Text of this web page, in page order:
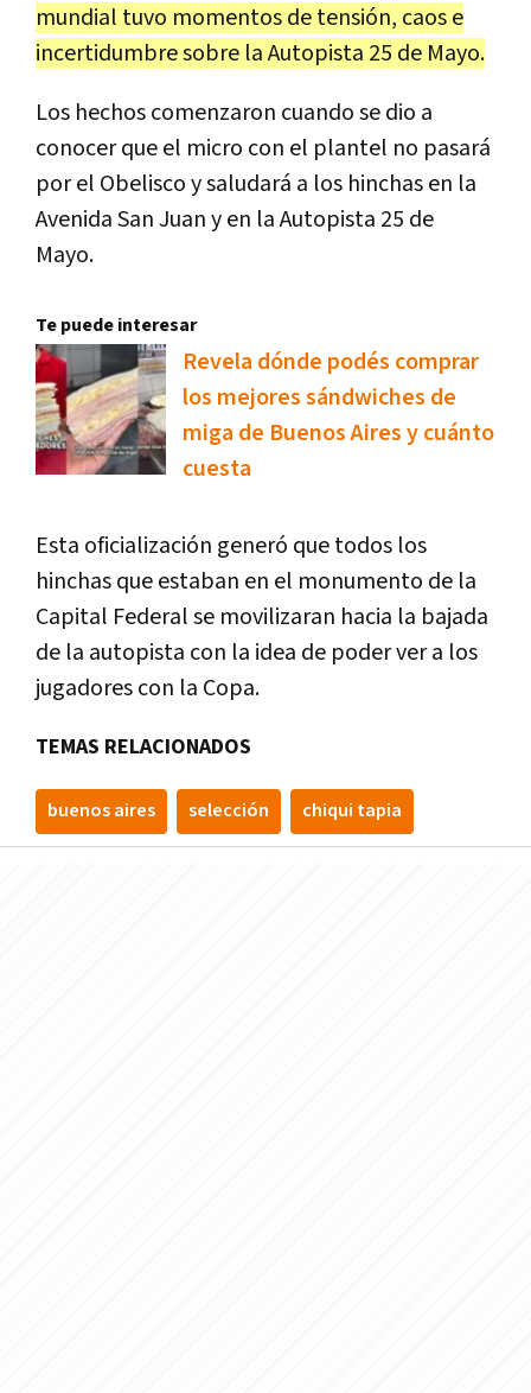
mundial tuvo momentos de tensión, caos e
incertidumbre sobre la Autopista 25 de Mayo.
Los hechos comenzaron cuando se dio a
conocer que el micro con el plantel no pasará
por el Obelisco y saludará a los hinchas en la
Avenida San Juan y en la Autopista 25 de
Mayo.
Te puede interesar
Revela dónde podés comprar
los mejores sándwiches de
miga de Buenos Aires y cuánto
cuesta
Esta oficialización generó que todos los
hinchas que estaban en el monumento de la
Capital Federal se movilizaran hacia la bajada
de la autopista con la idea de poder ver a los
jugadores con la Copa.
TEMAS RELACIONADOS
buenos aires selección chiqui tapia